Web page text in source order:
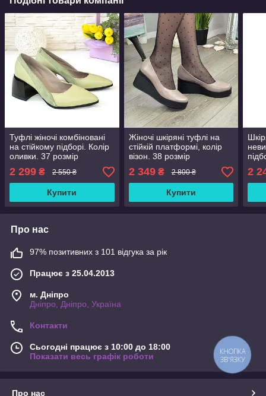
Туфлі жіночі комбіновані
на стійкому підборі. Колір
оливки. 37 розмір
2 299 ₴ 2 550 ₴
Купити
Жіночі шкіряні туфлі на
стійкій платформі, колір
візон. 38 розмір
2 349₴ 2 800 ₴
Купити
2
Про нас
97% позитивних з 101 відгука за рік
Працює з 25.04.2013
м. Дніпро
Дніпро, Дніпро, Україна
Контакти
Сьогодні працює з 10:00 до 18:00
Показати весь графік роботи
Про нас
КНОПКА
ЗВ'ЯЗКУ